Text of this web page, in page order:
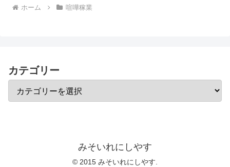
ホーム 喧嘩稼業
カテゴリー
みそいれにしやす
© 2015 みそいれにしやす.